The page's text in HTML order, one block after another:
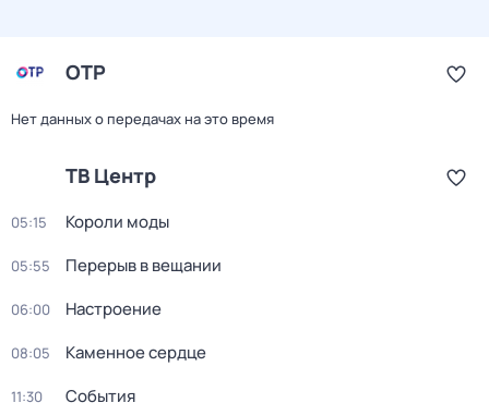
ОТР
Нет данных о передачах на это время
ТВ Центр
05:15 Короли моды
05:55 Перерыв в вещании
06:00 Настроение
08:05 Каменное сердце
11:30 События